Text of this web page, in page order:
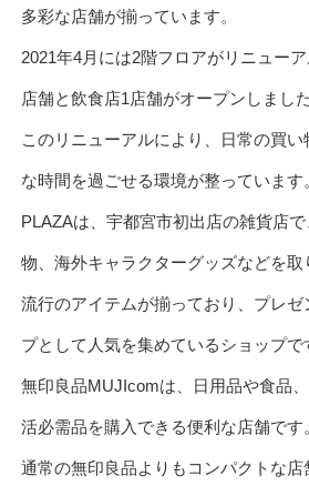
多彩な店舗が揃っています。
2021年4月には2階フロアがリニュー
店舗と飲食店1店舗がオープンしました
このリニューアルにより、日常の買
な時間を過ごせる環境が整っています
PLAZAは、宇都宮市初出店の雑貨店
物、海外キャラクターグッズなどを取
流行のアイテムが揃っており、プレ
プとして人気を集めているショップで
無印良品MUJIcomは、日用品や食品
活必需品を購入できる便利な店舗です
通常の無印良品よりもコンパクトな